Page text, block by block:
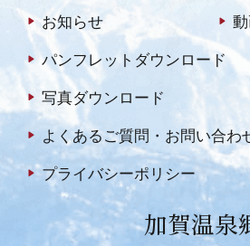
お知らせ
パンフレットダウンロード
写真ダウンロード
よくあるご質問・お問い合わ
プライバシーポリシー
加賀温泉